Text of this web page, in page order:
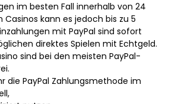
im besten Fall innerhalb von 24
Casinos kann es jedoch bis zu 5
mit PayPal sind sofort
direktes Spielen mit Echtgeld.
sind bei den meisten PayPal-
die PayPal Zahlungsmethode im